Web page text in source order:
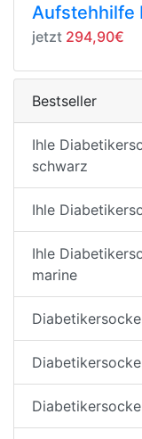
Aufstehhilfe
jetzt 294,90€
Bestseller
Ihle
schwarz
Ihle
Ihle
marine